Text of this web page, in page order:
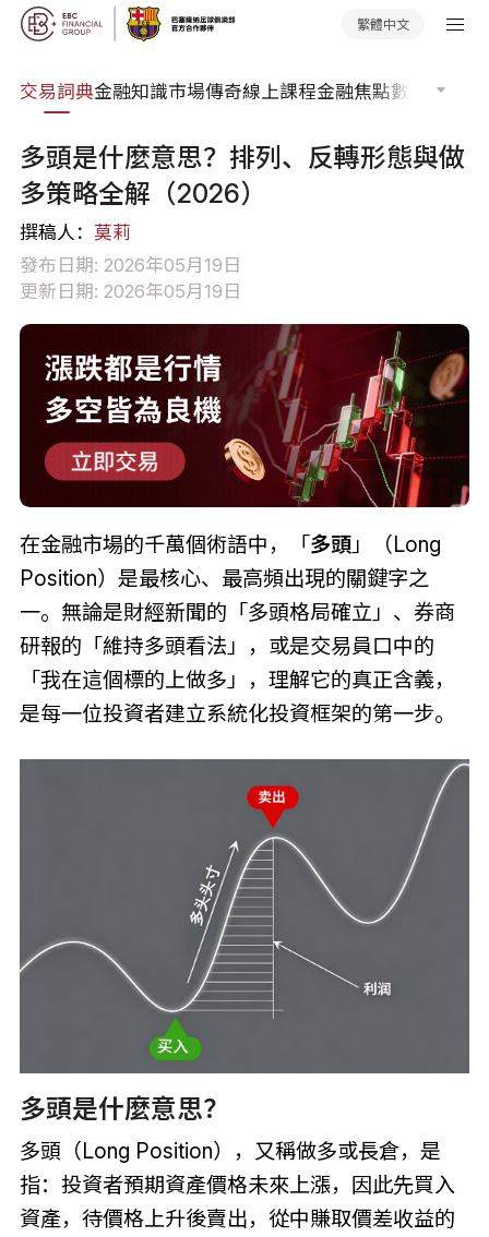
繁體中文
交易詞典金融知識市場傳奇線上課程金融焦點數據報告
多頭是什麼意思？排列、反轉形態與做
多策略全解（2026）
撰稿人： 莫莉
發布日期: 2026年05月19日
更新日期: 2026年05月19日
在金融市場的千萬個術語中，「多頭」（Long
Position）是最核心、最高頻出現的關鍵字之
一。無論是財經新聞的「多頭格局確立」、券商
研報的「維持多頭看法」，或是交易員口中的
「我在這個標的上做多」，理解它的真正含義，
是每一位投資者建立系統化投資框架的第一步。
多頭是什麼意思？
多頭（Long Position），又稱做多或長倉，是
指：投資者預期資產價格未來上漲，因此先買入
資產，待價格上升後賣出，從中賺取價差收益的